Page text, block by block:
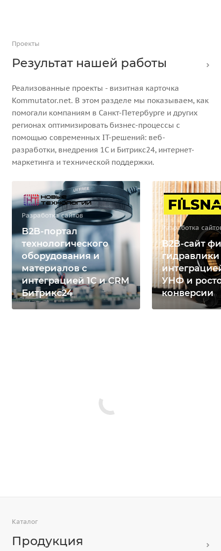
Проекты
Результат нашей работы
Реализованные проекты - визитная карточка
Kommutator.net. В этом разделе мы показываем, как
помогали компаниям в Санкт-Петербурге и других
регионах оптимизировать бизнес-процессы с
помощью современных IT-решений: веб-
разработки, внедрения 1С и Битрикс24, интернет-
маркетинга и технической поддержки.
Разработка сайтов
B2B-портал
технологического
оборудования и
материалов с
интеграцией 1С и CRM
Битрикс24
Разработка
B2B-сайт
гидравлики
УНФ и
конверсии
Каталог
Продукция